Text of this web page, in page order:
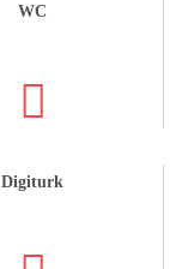
WC
Digiturk